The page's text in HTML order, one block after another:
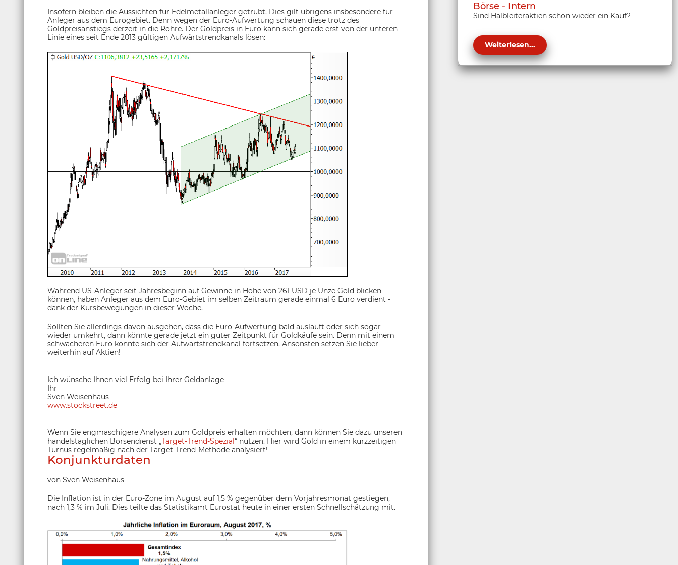
Insofern bleiben die Aussichten für Edelmetallanleger getrübt. Dies gilt übrigens insbesondere für
Anleger aus dem Eurogebiet. Denn wegen der Euro-Aufwertung schauen diese trotz des
Goldpreisanstiegs derzeit in die Röhre. Der Goldpreis in Euro kann sich gerade erst von der unteren
Linie eines seit Ende 2013 gültigen Aufwärtstrendkanals lösen:
Während US-Anleger seit Jahresbeginn auf Gewinne in Höhe von 261 USD je Unze Gold blicken
können, haben Anleger aus dem Euro-Gebiet im selben Zeitraum gerade einmal 6 Euro verdient -
dank der Kursbewegungen in dieser Woche.
Sollten Sie allerdings davon ausgehen, dass die Euro-Aufwertung bald ausläuft oder sich sogar
wieder umkehrt, dann könnte gerade jetzt ein guter Zeitpunkt für Goldkäufe sein. Denn mit einem
schwächeren Euro könnte sich der Aufwärtstrendkanal fortsetzen. Ansonsten setzen Sie lieber
weiterhin auf Aktien!
Ich wünsche Ihnen viel Erfolg bei Ihrer Geldanlage
Ihr
Sven Weisenhaus
www.stockstreet.de
Wenn Sie engmaschigere Analysen zum Goldpreis erhalten möchten, dann können Sie dazu unseren
handelstäglichen Börsendienst „Target-Trend-Spezial “ nutzen. Hier wird Gold in einem kurzzeitigen
Turnus regelmäßig nach der Target-Trend-Methode analysiert!
Konjunkturdaten
von Sven Weisenhaus
Die Inflation ist in der Euro-Zone im August auf 1,5 % gegenüber dem Vorjahresmonat gestiegen,
nach 1,3 % im Juli. Dies teilte das Statistikamt Eurostat heute in einer ersten Schnellschätzung mit.
Börse - Intern
Sind Halbleiteraktien schon wieder ein Kauf?
Weiterlesen...